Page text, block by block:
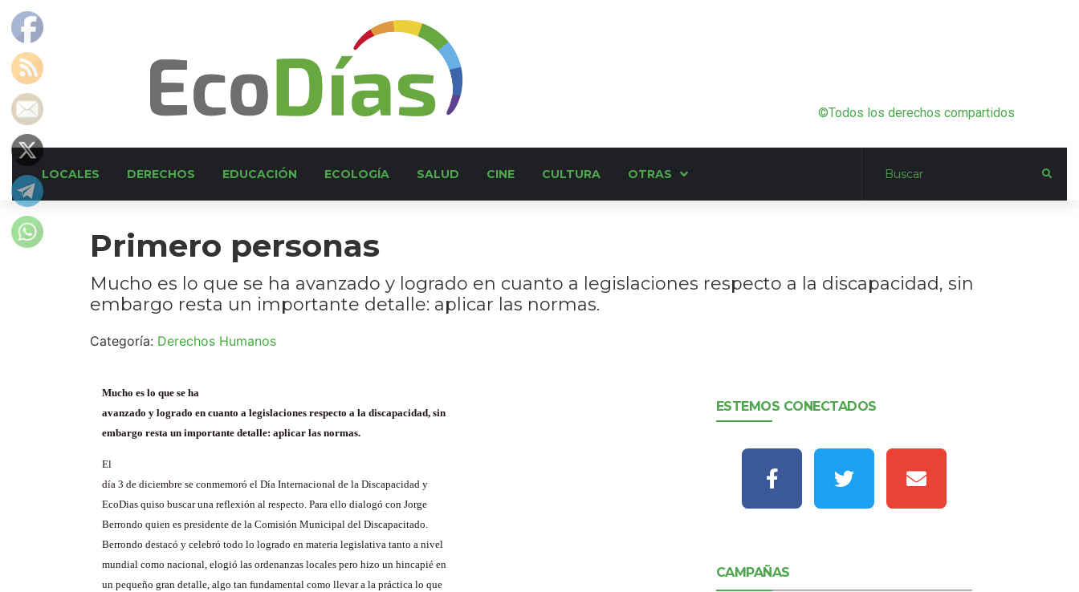
©Todos los derechos compartidos
LOCALES DERECHOS EDUCACIÓN ECOLOGÍA SALUD CINE CULTURA OTRAS
Primero personas
Mucho es lo que se ha avanzado y logrado en cuanto a legislaciones respecto a la discapacidad, sin
embargo resta un importante detalle: aplicar las normas.
Categoría: Derechos Humanos
Mucho es lo que se ha
avanzado y logrado en cuanto a legislaciones respecto a la discapacidad, sin
embargo resta un importante detalle: aplicar las normas.
El
día 3 de diciembre se conmemoró el Día Internacional de la Discapacidad y
EcoDias quiso buscar una reflexión al respecto. Para ello dialogó con Jorge
Berrondo quien es presidente de la Comisión Municipal del Discapacitado.
Berrondo destacó y celebró todo lo logrado en materia legislativa tanto a nivel
mundial como nacional, elogió las ordenanzas locales pero hizo un hincapié en
un pequeño gran detalle, algo tan fundamental como llevar a la práctica lo que
ESTEMOS CONECTADOS
CAMPAÑAS